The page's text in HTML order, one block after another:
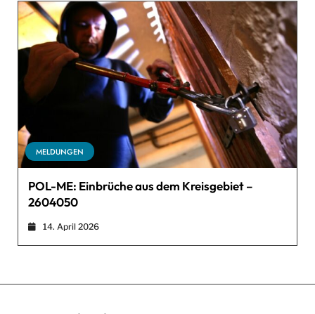
MELDUNGEN
POL-ME: Einbrüche aus dem Kreisgebiet –
2604050
14. April 2026